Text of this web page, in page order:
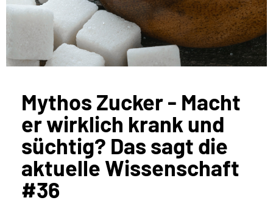
Mythos Zucker - Macht
er wirklich krank und
süchtig? Das sagt die
aktuelle Wissenschaft
#36